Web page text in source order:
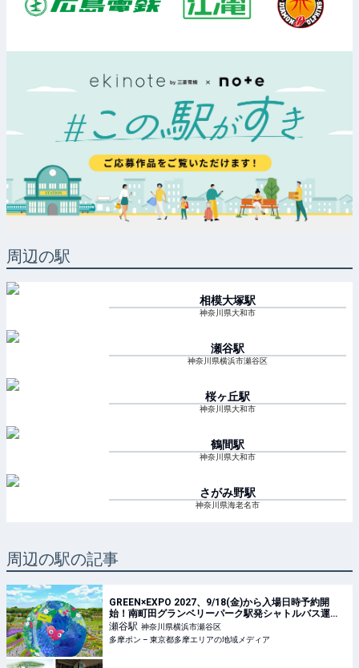
周辺の駅
相模大塚駅
神奈川県大和市
瀬谷駅
神奈川県横浜市瀬谷区
桜ヶ丘駅
神奈川県大和市
鶴間駅
神奈川県大和市
さがみ野駅
神奈川県海老名市
周辺の駅の記事
GREEN×EXPO 2027、9/18(金)から入場日時予約開
始！南町田グランベリーパーク駅発シャトルバス運賃
も発表 – 多摩ポン
瀬谷駅 神奈川県横浜市瀬谷区
多摩ポン – 東京都多摩エリアの地域メディア